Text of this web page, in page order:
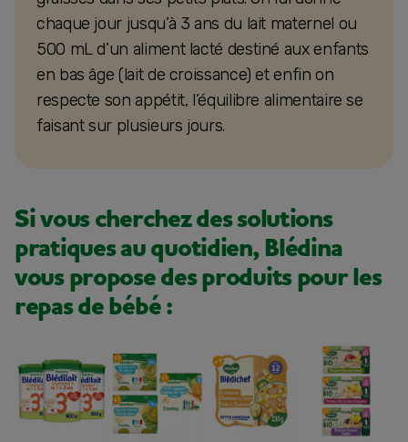
chaque jour jusqu’à 3 ans du lait maternel ou
500 mL d’un aliment lacté destiné aux enfants
en bas âge (lait de croissance) et enfin on
respecte son appétit, l’équilibre alimentaire se
faisant sur plusieurs jours.
Si vous cherchez des solutions
pratiques au quotidien, Blédina
vous propose des produits pour les
repas de bébé :